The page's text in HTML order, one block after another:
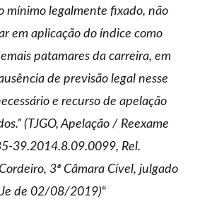
mínimo legalmente fixado, não
em aplicação do índice como
patamares da carreira, em
de previsão legal nesse
e recurso de apelação
(TJGO, Apelação / Reexame
39.2014.8.09.0099, Rel.
3ª Câmara Cível, julgado
de 02/08/2019)“